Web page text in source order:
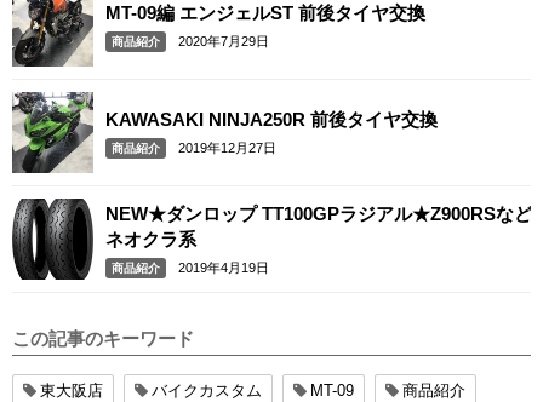
MT-09編 エンジェルST 前後タイヤ交換
商品紹介 2020年7月29日
KAWASAKI NINJA250R 前後タイヤ交換
商品紹介 2019年12月27日
NEW★ダンロップ TT100GPラジアル★Z900RSなど
ネオクラ系
商品紹介 2019年4月19日
この記事のキーワード
東大阪店 バイクカスタム MT-09 商品紹介